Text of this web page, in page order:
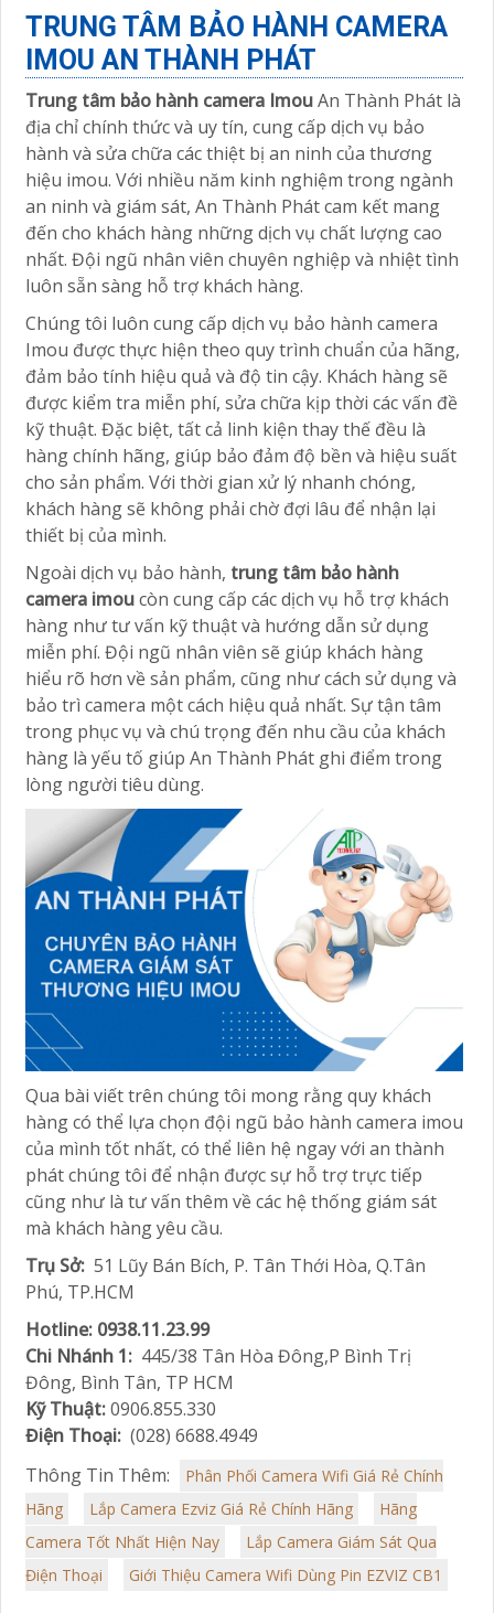
TRUNG TÂM BẢO HÀNH CAMERA
IMOU AN THÀNH PHÁT
Trung tâm bảo hành camera ImouAn Thành Phát là
địa chỉ chính thức và uy tín, cung cấp dịch vụ bảo
hành và sửa chữa các thiệt bị an ninh của thương
hiệu imou. Với nhiều năm kinh nghiệm trong ngành
an ninh và giám sát, An Thành Phát cam kết mang
đến cho khách hàng những dịch vụ chất lượng cao
nhất. Đội ngũ nhân viên chuyên nghiệp và nhiệt tình
luôn sẵn sàng hỗ trợ khách hàng.
Chúng tôi luôn cung cấp dịch vụ bảo hành camera
Imou được thực hiện theo quy trình chuẩn của hãng,
đảm bảo tính hiệu quả và độ tin cậy. Khách hàng sẽ
được kiểm tra miễn phí, sửa chữa kịp thời các vấn đề
kỹ thuật. Đặc biệt, tất cả linh kiện thay thế đều là
hàng chính hãng, giúp bảo đảm độ bền và hiệu suất
cho sản phẩm. Với thời gian xử lý nhanh chóng,
khách hàng sẽ không phải chờ đợi lâu để nhận lại
thiết bị của mình.
Ngoài dịch vụ bảo hành, trung tâm bảo hành
camera imoucòn cung cấp các dịch vụ hỗ trợ khách
hàng như tư vấn kỹ thuật và hướng dẫn sử dụng
miễn phí. Đội ngũ nhân viên sẽ giúp khách hàng
hiểu rõ hơn về sản phẩm, cũng như cách sử dụng và
bảo trì camera một cách hiệu quả nhất. Sự tận tâm
trong phục vụ và chú trọng đến nhu cầu của khách
hàng là yếu tố giúp An Thành Phát ghi điểm trong
lòng người tiêu dùng.
Qua bài viết trên chúng tôi mong rằng quy khách
hàng có thể lựa chọn đội ngũ bảo hành camera imou
của mình tốt nhất, có thể liên hệ ngay với an thành
phát chúng tôi để nhận được sự hỗ trợ trực tiếp
cũng như là tư vấn thêm về các hệ thống giám sát
mà khách hàng yêu cầu.
Trụ Sở: 51 Lũy Bán Bích, P. Tân Thới Hòa, Q.Tân
Phú, TP.HCM
Hotline: 0938.11.23.99
Chi Nhánh 1: 445/38 Tân Hòa Đông,P Bình Trị
Đông, Bình Tân, TP HCM
Kỹ Thuật:0906.855.330
Điện Thoại: (028) 6688.4949
Thông Tin Thêm:
Phân Phối Camera Wifi Giá Rẻ Chính
Hãng
Lắp Camera Ezviz Giá Rẻ Chính Hãng
Hãng
Camera Tốt Nhất Hiện Nay
Lắp Camera Giám Sát Qua
Điện Thoại
Giới Thiệu Camera Wifi Dùng Pin EZVIZ CB1